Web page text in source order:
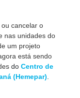
cancelar o
nas unidades do
um projeto
está sendo
do Centro de
(Hemepar)